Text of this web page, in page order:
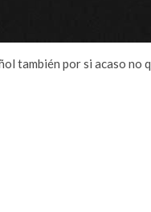
también por si acaso no